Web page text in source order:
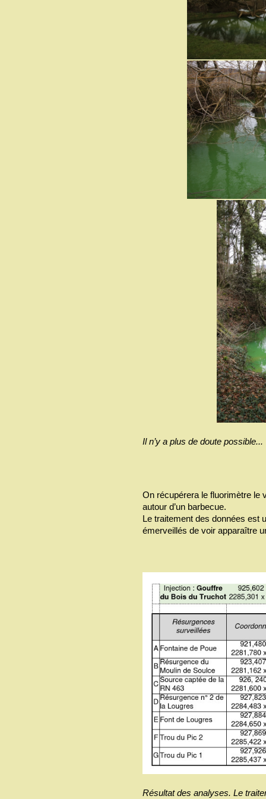
Il n’y a plus de doute possible...
On récupérera le fluorimètre le
autour d’un barbecue.
Le traitement des données est
émerveillés de voir apparaître
Résultat des analyses. Le